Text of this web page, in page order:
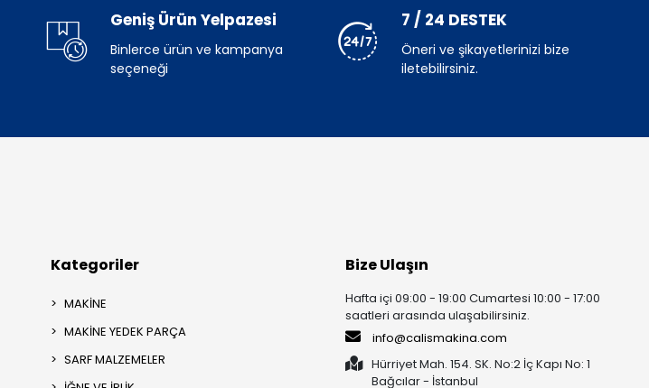
Geniş Ürün Yelpazesi
Binlerce ürün ve kampanya
seçeneği
7 / 24 DESTEK
Öneri ve şikayetlerinizi bize
iletebilirsiniz.
Kategoriler
MAKİNE
MAKİNE YEDEK PARÇA
SARF MALZEMELER
Bize Ulaşın
Hafta içi 09:00 - 19:00 Cumartesi 10:00 - 17:00
saatleri arasında ulaşabilirsiniz.
info@calismakina.com
Hürriyet Mah. 154. SK. No:2 İç Kapı No: 1
Bağcılar - İstanbul